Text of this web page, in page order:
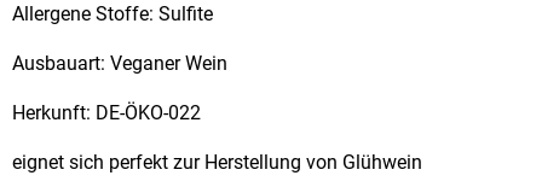
Allergene Stoffe: Sulfite
Ausbauart: Veganer Wein
Herkunft: DE-ÖKO-022
eignet sich perfekt zur Herstellung von Glühwein